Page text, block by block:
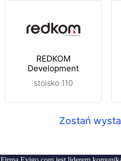
REDKOM
Development
stoisko 110
Zostań